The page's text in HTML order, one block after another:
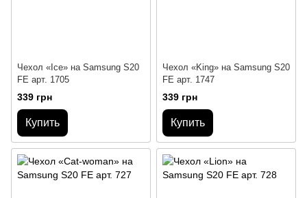
Чехол «Ice» на Samsung S20
FE арт. 1705
339 грн
Купить
Чехол «King» на Samsung S20
FE арт. 1747
339 грн
Купить